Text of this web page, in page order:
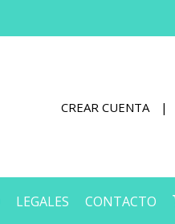
CREAR CUENTA
LEGALES CONTACTO